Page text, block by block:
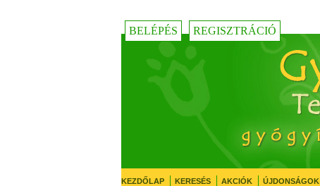
BELÉPÉS REGISZTRÁCIÓ
KEZDŐLAP KERESÉS AKCIÓK ÚJDONSÁGOK